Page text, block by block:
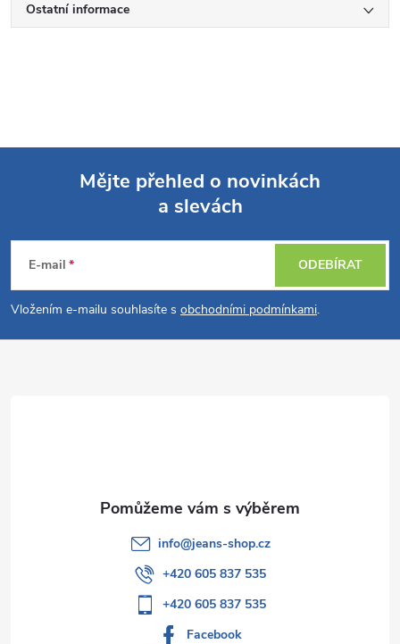
Ostatní informace
p
a
Mějte přehled o novinkách
a slevách
E-mail
Vložením e-mailu souhlasíte s obchodními podmínkami.
ODEBÍRAT
info@jeans-shop.cz
+420 605 837 535
+420 605 837 535
Facebook